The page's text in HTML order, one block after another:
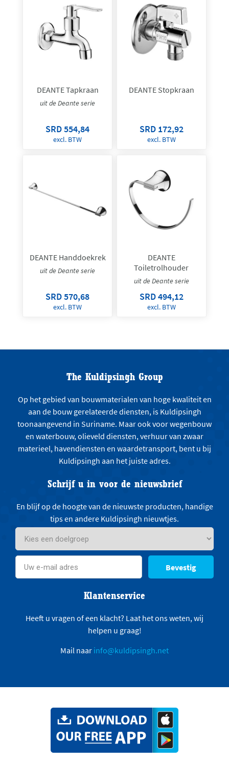
DEANTE Tapkraan
uit de Deante serie
SRD 554,84
excl. BTW
DEANTE Stopkraan
SRD 172,92
excl. BTW
DEANTE Handdoekrek
uit de Deante serie
SRD 570,68
excl. BTW
DEANTE
Toiletrolhouder
uit de Deante serie
SRD 494,12
excl. BTW
The Kuldipsingh Group
Op het gebied van bouwmaterialen van hoge kwaliteit en
aan de bouw gerelateerde diensten, is Kuldipsingh
toonaangevend in Suriname. Maar ook voor wegenbouw
en waterbouw, olieveld diensten, verhuur van zwaar
materieel, havendiensten en waardetransport, bent u bij
Kuldipsingh aan het juiste adres.
Schrijf u in voor de nieuwsbrief
En blijf op de hoogte van de nieuwste producten, handige
tips en andere Kuldipsingh nieuwtjes.
Bevestig
Klantenservice
Heeft u vragen of een klacht? Laat het ons weten, wij
helpen u graag!
Mail naar info@kuldipsingh.net